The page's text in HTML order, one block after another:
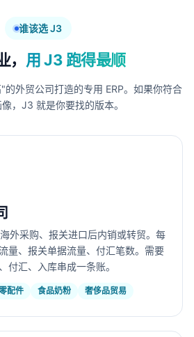
谁该选 J3
， 用 J3 跑得最顺
外贸公司打造的专用 ERP。如果你符合
，J3 就是你要找的版本。
外采购、报关进口后内销或转贸。每
量、报关单据流量、付汇笔数。需要
付汇、入库串成一条账。
配件 食品奶粉 奢侈品贸易